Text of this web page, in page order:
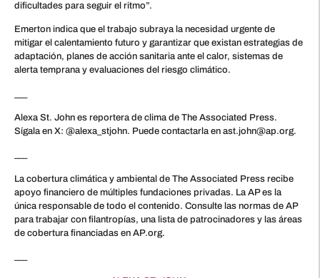
dificultades para seguir el ritmo”.
Emerton indica que el trabajo subraya la necesidad urgente de
mitigar el calentamiento futuro y garantizar que existan estrategias de
adaptación, planes de acción sanitaria ante el calor, sistemas de
alerta temprana y evaluaciones del riesgo climático.
Alexa St. John es reportera de clima de The Associated Press.
Sígala en X: @alexa_stjohn. Puede contactarla en ast.john@ap.org.
La cobertura climática y ambiental de The Associated Press recibe
apoyo financiero de múltiples fundaciones privadas. La AP es la
única responsable de todo el contenido. Consulte las normas de AP
para trabajar con filantropías, una lista de patrocinadores y las áreas
de cobertura financiadas en AP.org.